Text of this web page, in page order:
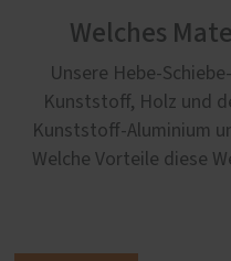
Welches
Unsere Hebe-
Kunststoff, Holz und
Kunststoff-Aluminium
Welche Vorteile diese